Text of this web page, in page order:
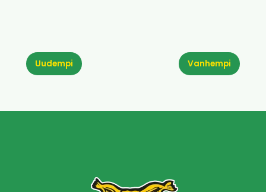
Vanhempi
Uudempi